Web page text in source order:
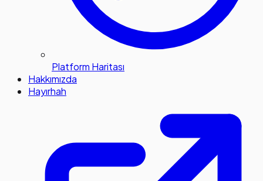
Platform Haritası
Hakkımızda
Hayırhah